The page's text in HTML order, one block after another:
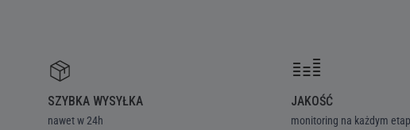
SZYBKA WYSYŁKA
nawet w 24h
JAKOŚĆ
monitoring na każdym